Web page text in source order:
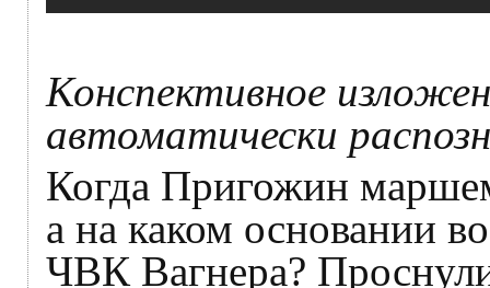
Конспективное
автоматически
Когда Пригожин
а на каком основании
ЧВК Вагнера?